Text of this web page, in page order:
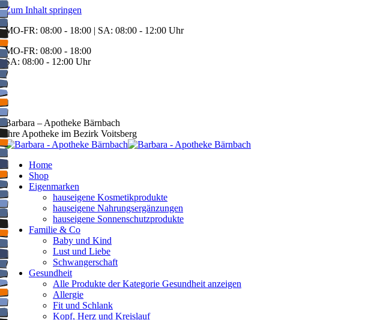
Zum Inhalt springen
MO-FR: 08:00 - 18:00 | SA: 08:00 - 12:00 Uhr
MO-FR: 08:00 - 18:00
SA: 08:00 - 12:00 Uhr
BEREITSCHAFT
+43 3142 62553
Barbara – Apotheke Bärnbach
Ihre Apotheke im Bezirk Voitsberg
Home
Shop
Eigenmarken
hauseigene Kosmetikprodukte
hauseigene Nahrungsergänzungen
hauseigene Sonnenschutzprodukte
Familie & Co
Baby und Kind
Lust und Liebe
Schwangerschaft
Gesundheit
Alle Produkte der Kategorie Gesundheit anzeigen
Allergie
Fit und Schlank
Kopf, Herz und Kreislauf